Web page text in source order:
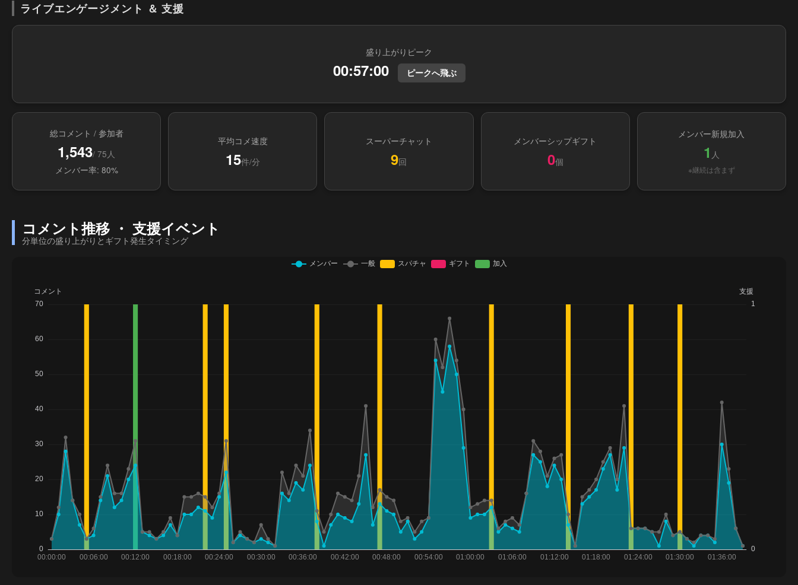
ライブエンゲージメント ＆ 支援
盛り上がりピーク
00:57:00 ピークへ飛ぶ
総コメント / 参加者
1,543/ 75人
メンバー率: 80%
平均コメ速度
15件/分
スーパーチャット
9回
メンバーシップギフト
0個
メンバー新規加入
1 人
※継続は含まず
コメント推移 ・ 支援イベント
分単位の盛り上がりとギフト発生タイミング